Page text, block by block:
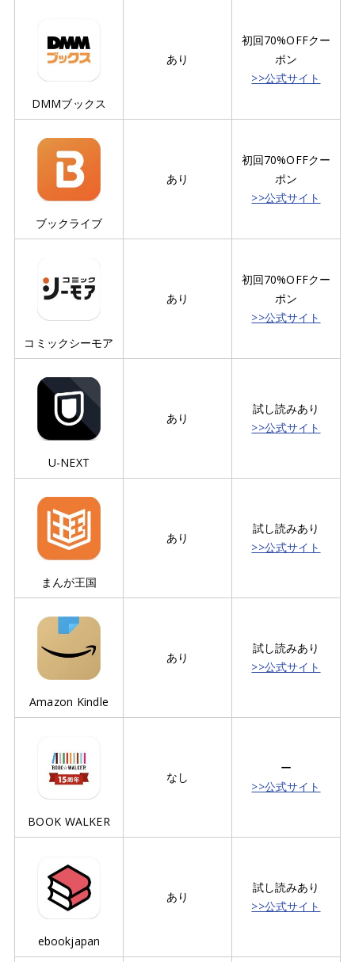
DMMブックス
あり
初回70%OFFクー
ポン
>>公式サイト
ブックライブ
あり
初回70%OFFクー
ポン
>>公式サイト
コミックシーモア
あり
初回70%OFFクー
ポン
>>公式サイト
U-NEXT
あり
試し読みあり
>>公式サイト
まんが王国
あり
試し読みあり
>>公式サイト
Amazon Kindle
あり
試し読みあり
>>公式サイト
BOOK WALKER
なし
ー
>>公式サイト
ebookjapan
あり
試し読みあり
>>公式サイト